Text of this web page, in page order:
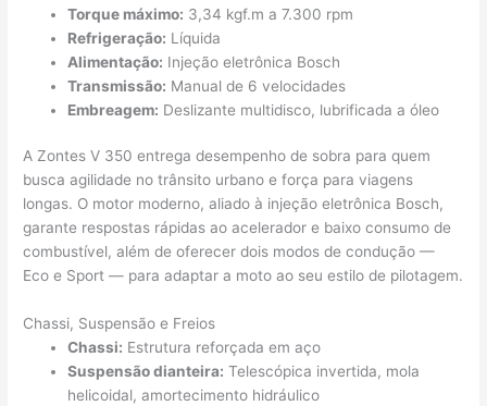
Torque máximo: 3,34 kgf.m a 7.300 rpm
Refrigeração: Líquida
Alimentação: Injeção eletrônica Bosch
Transmissão: Manual de 6 velocidades
Embreagem: Deslizante multidisco, lubrificada a óleo
A Zontes V 350 entrega desempenho de sobra para quem
busca agilidade no trânsito urbano e força para viagens
longas. O motor moderno, aliado à injeção eletrônica Bosch,
garante respostas rápidas ao acelerador e baixo consumo de
combustível, além de oferecer dois modos de condução —
Eco e Sport — para adaptar a moto ao seu estilo de pilotagem.
Chassi, Suspensão e Freios
Chassi: Estrutura reforçada em aço
Suspensão dianteira: Telescópica invertida, mola
helicoidal, amortecimento hidráulico